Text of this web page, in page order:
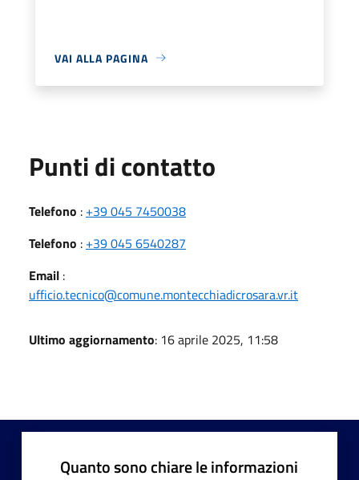
VAI ALLA PAGINA
Punti di contatto
Telefono : +39 045 7450038
Telefono : +39 045 6540287
Email :
ufficio.tecnico@comune.montecchiadicrosara.vr.it
Ultimo aggiornamento: 16 aprile 2025, 11:58
Quanto sono chiare le informazioni